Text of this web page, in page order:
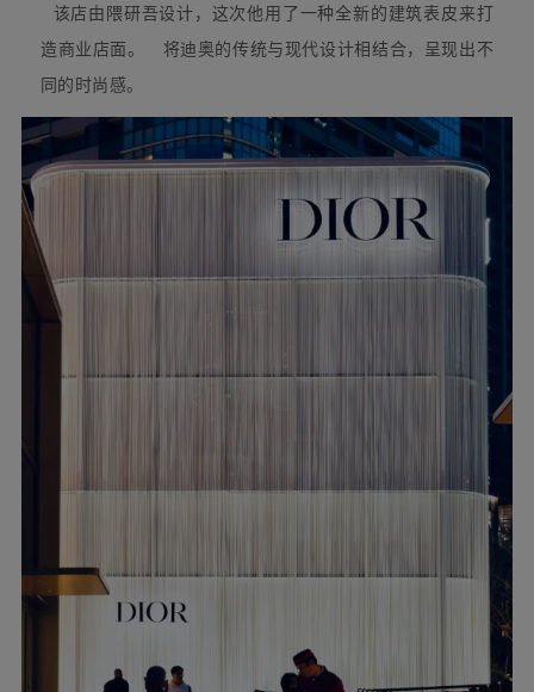
该店由隈研吾设计，这次他用了一种全新的建筑表皮来打
造商业店面。
将迪奥的传统与现代设计相结合，呈现出不
同的时尚感。